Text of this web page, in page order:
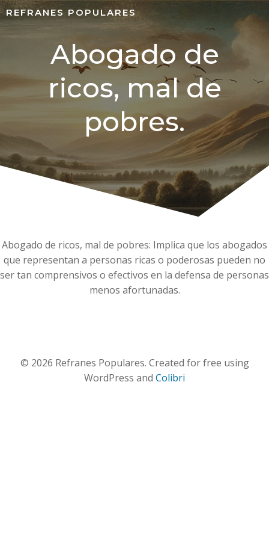
REFRANES POPULARES
Abogado de
ricos, mal de
pobres.
Abogado de ricos, mal de pobres: Implica que los abogados
que representan a personas ricas o poderosas pueden no
ser tan comprensivos o efectivos en la defensa de personas
menos afortunadas.
© 2026 Refranes Populares. Created for free using
WordPress and Colibri